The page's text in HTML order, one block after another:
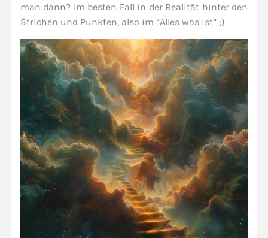
man dann? Im besten Fall in der Realität hinter den
Strichen und Punkten, also im “Alles was ist” ;)